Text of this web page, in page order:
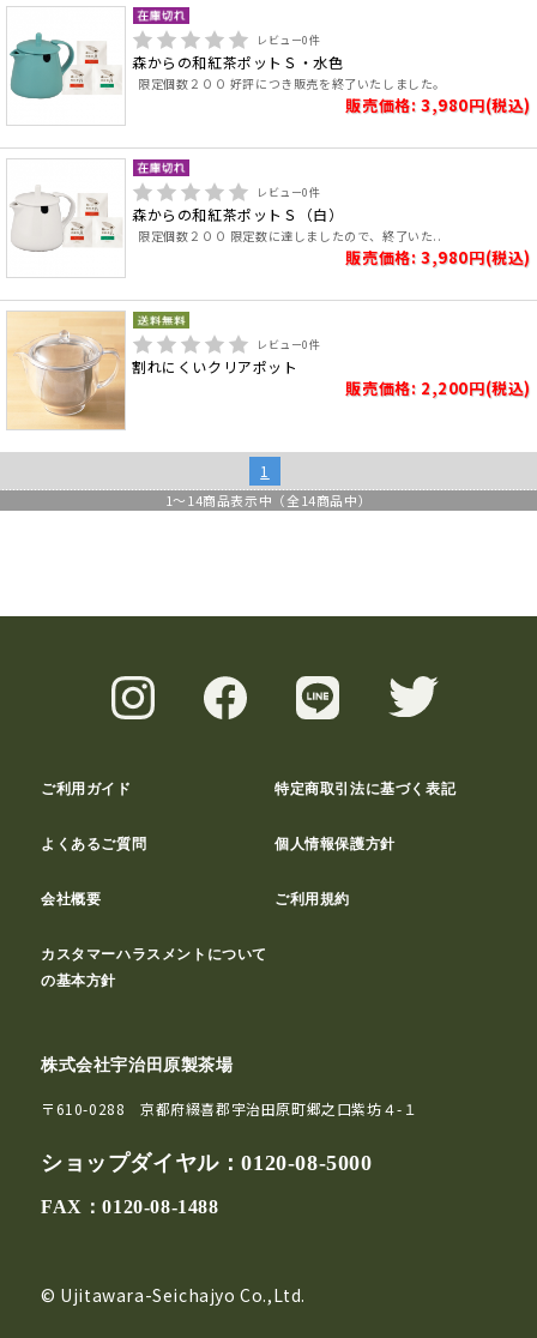
レビュー0件
森からの和紅茶ポットＳ・水色
限定個数２００ 好評につき販売を終了いたしました。
販売価格: 3,980円(税込)
レビュー0件
森からの和紅茶ポットＳ（白）
限定個数２００ 限定数に達しましたので、終了いた..
販売価格: 3,980円(税込)
レビュー0件
割れにくいクリアポット
販売価格: 2,200円(税込)
1
1～ 14商品表示中（全 14商品中）
ご利用ガイド 特定商取引法に基づく表記
よくあるご質問 個人情報保護方針
会社概要 ご利用規約
カスタマーハラスメントについて
の基本方針
株式会社宇治田原製茶場
〒610-0288 京都府綴喜郡宇治田原町郷之口紫坊４-１
ショップダイヤル：0120-08-5000
FAX：0120-08-1488
© Ujitawara-Seichajyo Co.,Ltd.